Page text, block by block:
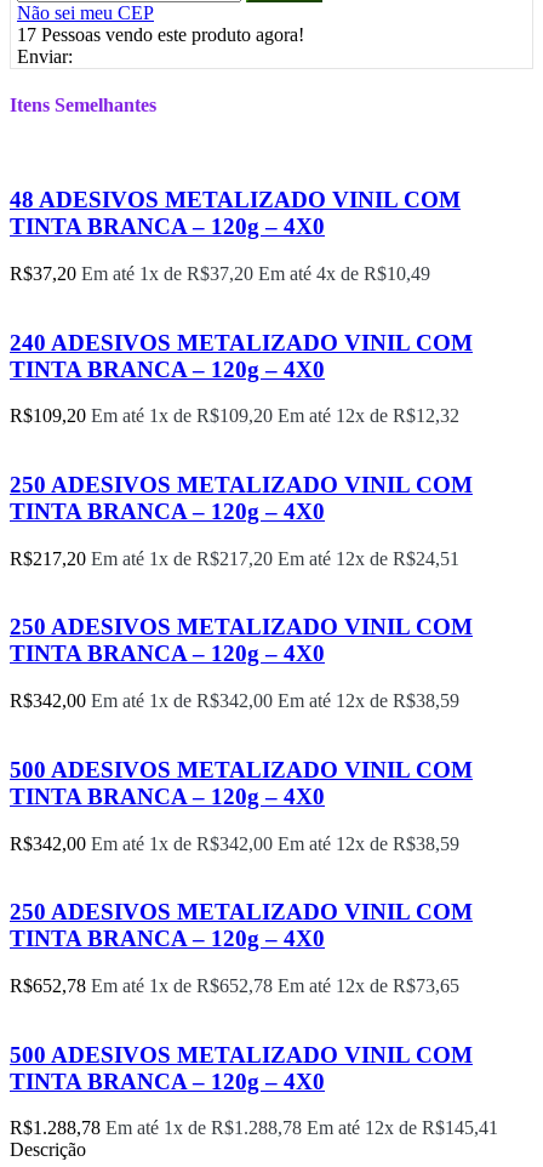
Não sei meu CEP
17 Pessoas vendo este produto agora!
Enviar:
Itens Semelhantes
48 ADESIVOS METALIZADO VINIL COM
TINTA BRANCA – 120g – 4X0
R$37,20 Em até 1x de R$37,20 Em até 4x de R$10,49
240 ADESIVOS METALIZADO VINIL COM
TINTA BRANCA – 120g – 4X0
R$109,20 Em até 1x de R$109,20 Em até 12x de R$12,32
250 ADESIVOS METALIZADO VINIL COM
TINTA BRANCA – 120g – 4X0
R$217,20 Em até 1x de R$217,20 Em até 12x de R$24,51
250 ADESIVOS METALIZADO VINIL COM
TINTA BRANCA – 120g – 4X0
R$342,00 Em até 1x de R$342,00 Em até 12x de R$38,59
500 ADESIVOS METALIZADO VINIL COM
TINTA BRANCA – 120g – 4X0
R$342,00 Em até 1x de R$342,00 Em até 12x de R$38,59
250 ADESIVOS METALIZADO VINIL COM
TINTA BRANCA – 120g – 4X0
R$652,78 Em até 1x de R$652,78 Em até 12x de R$73,65
500 ADESIVOS METALIZADO VINIL COM
TINTA BRANCA – 120g – 4X0
R$1.288,78 Em até 1x de R$1.288,78 Em até 12x de R$145,41
Descrição